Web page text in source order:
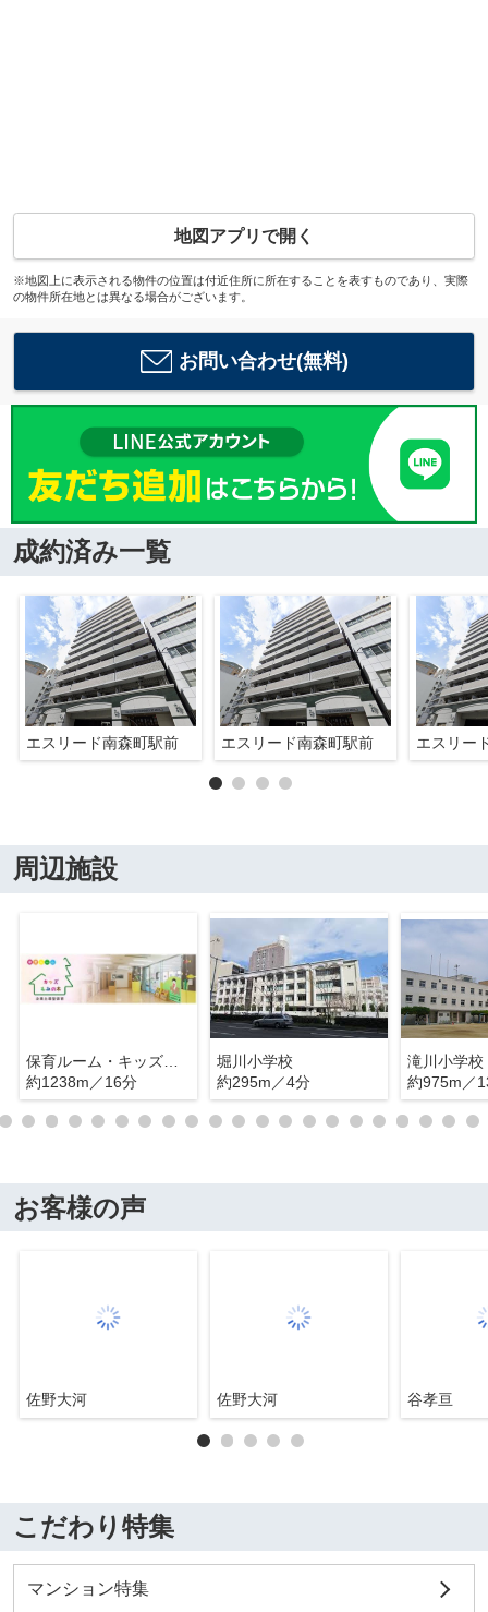
地図アプリで開く
※地図上に表示される物件の位置は付近住所に所在することを表すものであり、実際
の物件所在地とは異なる場合がございます。
お問い合わせ(無料)
成約済み一覧
エスリード南森町駅前 エスリード南森町駅前 エスリー
周辺施設
保育ルーム・キッズもみの木
約1238m／16分
堀川小学校
約295m／4分
滝川小学校
約975m／
お客様の声
佐野大河 佐野大河 谷孝亘
こだわり特集
マンション特集